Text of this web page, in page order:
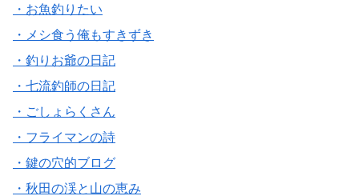
・お魚釣りたい
・メシ食う俺もすきずき
・釣りお爺の日記
・七流釣師の日記
・ごしょらくさん
・フライマンの詩
・鍵の穴的ブログ
・秋田の渓と山の恵み